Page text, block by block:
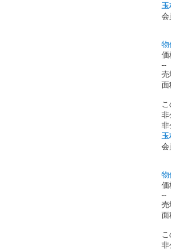
会
物
価
--
売
面
非
非
会
物
価
--
売
面
非